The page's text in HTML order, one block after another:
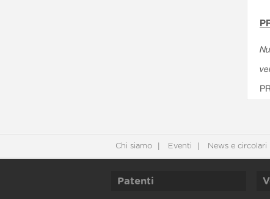
Chi siamo Eventi News e circolari
Patenti